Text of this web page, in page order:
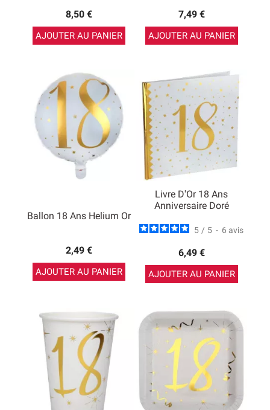
8,50 €
AJOUTER AU PANIER
7,49 €
AJOUTER AU PANIER
Ballon 18 Ans Helium Or
2,49 €
AJOUTER AU PANIER
Livre D'Or 18 Ans
Anniversaire Doré
5 / 5 - 6 avis
6,49 €
AJOUTER AU PANIER